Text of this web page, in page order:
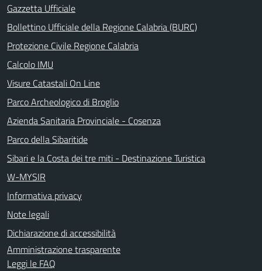
Gazzetta Ufficiale
Bollettino Ufficiale della Regione Calabria (BURC)
Protezione Civile Regione Calabria
Calcolo IMU
Visure Catastali On Line
Parco Archeologico di Broglio
Azienda Sanitaria Provinciale - Cosenza
Parco della Sibaritide
Sibari e la Costa dei tre miti - Destinazione Turistica
W-MYSIR
Informativa privacy
Note legali
Dichiarazione di accessibilità
Amministrazione trasparente
Leggi le FAQ